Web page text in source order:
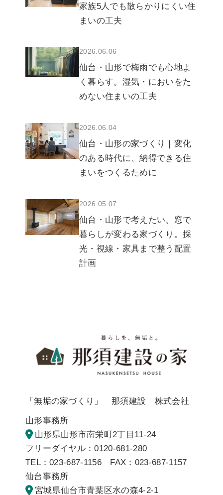
家族5人でも散らかりにくい住
まいの工夫
2026.06.06
仙台・山形で梅雨でも心地よ
く暮らす。湿気・においをた
めない住まいの工夫
2026.06.04
仙台・山形の家づくり｜変化
のある時代に、納得できる住
まいをつくるために
2026.05.07
仙台・山形で考えたい、窓で
暮らしが変わる家づくり。採
光・視線・家具まで整う配置
計画
「無垢の家づくり」 那須建設 株式会社
山形事務所
山形県山形市南栄町2丁目11-24
フリーダイヤル：0120-681-280
TEL：023-687-1156 FAX：023-687-1157
仙台事務所
宮城県仙台市青葉区水の森4-2-1